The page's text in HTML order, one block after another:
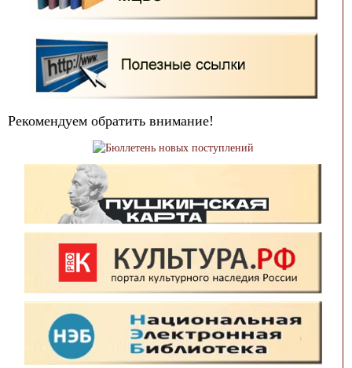
Рекомендуем обратить внимание!